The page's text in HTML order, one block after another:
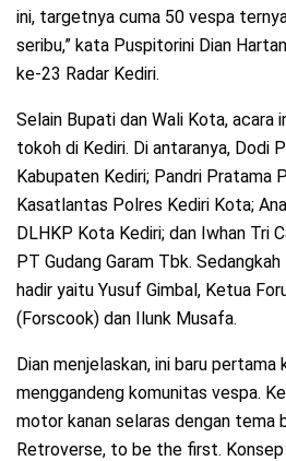
ini, targetnya cuma 50 vespa
seribu,” kata Puspitorini Dian
ke-23 Radar Kediri.
Selain Bupati dan Wali Kota, acara
tokoh di Kediri. Di antaranya, Dodi
Kabupaten Kediri; Pandri Pratama
Kasatlantas Polres Kediri Kota;
DLHKP Kota Kediri; dan Iwhan Tri
PT Gudang Garam Tbk.
hadir yaitu Yusuf Gimbal, Ketua
(Forscook) dan Ilunk Musafa.
Dian menjelaskan, ini baru pertama
menggandeng komunitas vespa.
motor kanan selaras dengan tema
Retroverse, to be the first.